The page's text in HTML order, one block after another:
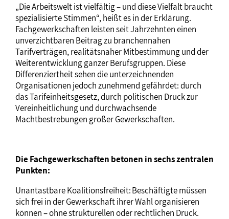
„Die Arbeitswelt ist vielfältig – und diese Vielfalt braucht
spezialisierte Stimmen“, heißt es in der Erklärung.
Fachgewerkschaften leisten seit Jahrzehnten einen
unverzichtbaren Beitrag zu branchennahen
Tarifverträgen, realitätsnaher Mitbestimmung und der
Weiterentwicklung ganzer Berufsgruppen. Diese
Differenziertheit sehen die unterzeichnenden
Organisationen jedoch zunehmend gefährdet: durch
das Tarifeinheitsgesetz, durch politischen Druck zur
Vereinheitlichung und durchwachsende
Machtbestrebungen großer Gewerkschaften.
Die Fachgewerkschaften betonen in sechs zentralen
Punkten:
Unantastbare Koalitionsfreiheit: Beschäftigte müssen
sich frei in der Gewerkschaft ihrer Wahl organisieren
können – ohne strukturellen oder rechtlichen Druck.